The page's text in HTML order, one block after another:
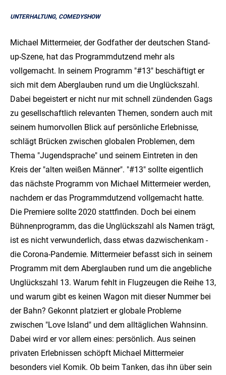
UNTERHALTUNG, COMEDYSHOW
Michael Mittermeier, der Godfather der deutschen Stand-
up-Szene, hat das Programmdutzend mehr als
vollgemacht. In seinem Programm "#13" beschäftigt er
sich mit dem Aberglauben rund um die Unglückszahl.
Dabei begeistert er nicht nur mit schnell zündenden Gags
zu gesellschaftlich relevanten Themen, sondern auch mit
seinem humorvollen Blick auf persönliche Erlebnisse,
schlägt Brücken zwischen globalen Problemen, dem
Thema "Jugendsprache" und seinem Eintreten in den
Kreis der "alten weißen Männer". "#13" sollte eigentlich
das nächste Programm von Michael Mittermeier werden,
nachdem er das Programmdutzend vollgemacht hatte.
Die Premiere sollte 2020 stattfinden. Doch bei einem
Bühnenprogramm, das die Unglückszahl als Namen trägt,
ist es nicht verwunderlich, dass etwas dazwischenkam -
die Corona-Pandemie. Mittermeier befasst sich in seinem
Programm mit dem Aberglauben rund um die angebliche
Unglückszahl 13. Warum fehlt in Flugzeugen die Reihe 13,
und warum gibt es keinen Wagon mit dieser Nummer bei
der Bahn? Gekonnt platziert er globale Probleme
zwischen "Love Island" und dem alltäglichen Wahnsinn.
Dabei wird er vor allem eines: persönlich. Aus seinen
privaten Erlebnissen schöpft Michael Mittermeier
besonders viel Komik. Ob beim Tanken, das ihn über sein